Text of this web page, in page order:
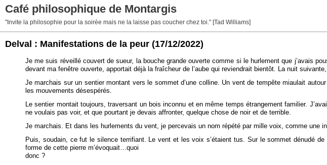
Café philosophique de Montargis
"Invite la philosophie pour la soirée mais ne la laisse pas coucher chez toi." [Tad Williams]
Delval : Manifestations de la peur (17/12/2022)
Je me suis réveillé couvert de sueur, la bouche grande ouverte comme si le hurlement que j’avais
devant ma fenêtre ouverte, apportait déjà la fraîcheur de l’aube qui reviendrait bientôt. La nuit
Je marchais sur un sentier montant vers le sommet d’une colline. Un vent de tempête miaulait
les mouvements désespérés.
Le sentier montait toujours, traversant un bois inconnu et en même temps étrangement familier.
ne voulais pas voir, et que pourtant je devais affronter, quelque chose de noir et de terrible.
Je marchais. Et dans les hurlements du vent, je percevais un nom répété par mille voix, comme une
Puis, soudain, ce fut le silence terrifiant. Le vent et les voix s’étaient tus. Sur le sommet dénudé
forme de cette pierre m’évoquait…quoi
donc ?